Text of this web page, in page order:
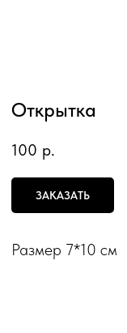
Открытка
100 р.
ЗАКАЗАТЬ
Размер 7*10 см